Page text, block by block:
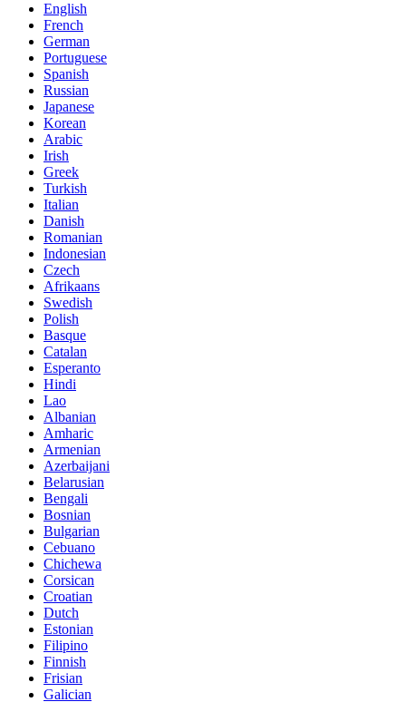
English
French
German
Portuguese
Spanish
Russian
Japanese
Korean
Arabic
Irish
Greek
Turkish
Italian
Danish
Romanian
Indonesian
Czech
Afrikaans
Swedish
Polish
Basque
Catalan
Esperanto
Hindi
Lao
Albanian
Amharic
Armenian
Azerbaijani
Belarusian
Bengali
Bosnian
Bulgarian
Cebuano
Chichewa
Corsican
Croatian
Dutch
Estonian
Filipino
Finnish
Frisian
Galician